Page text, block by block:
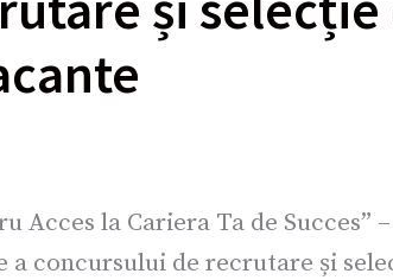
Acces la Cariera Ta de
concursului de recrutare și